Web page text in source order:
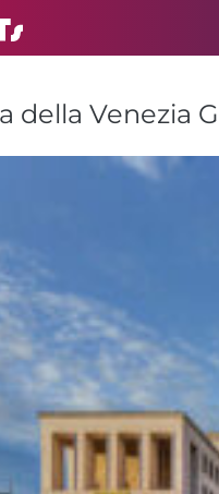
della Venezia